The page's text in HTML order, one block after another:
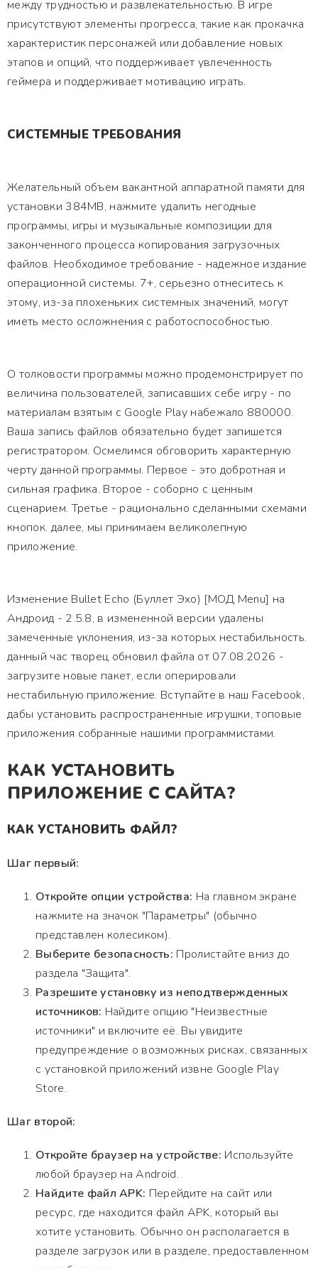
между трудностью и развлекательностью. В игре
присутствуют элементы прогресса, такие как прокачка
характеристик персонажей или добавление новых
этапов и опций, что поддерживает увлеченность
геймера и поддерживает мотивацию играть.
СИСТЕМНЫЕ ТРЕБОВАНИЯ
Желательный объем вакантной аппаратной памяти для
установки 384MB, нажмите удалить негодные
программы, игры и музыкальные композиции для
законченного процесса копирования загрузочных
файлов. Необходимое требование - надежное издание
операционной системы. 7+, серьезно отнеситесь к
этому, из-за плохеньких системных значений, могут
иметь место осложнения с работоспособностью.
О толковости программы можно продемонстрирует по
величина пользователей, записавших себе игру - по
материалам взятым с Google Play набежало 880000.
Ваша запись файлов обязательно будет запишется
регистратором. Осмелимся обговорить характерную
черту данной программы. Первое - это добротная и
сильная графика. Второе - соборно с ценным
сценарием. Третье - рационально сделанными схемами
кнопок. далее, мы принимаем великолепную
приложение.
Изменение Bullet Echo (Буллет Эхо) [МОД Menu] на
Андроид - 2.5.8, в измененной версии удалены
замеченные уклонения, из-за которых нестабильность.
данный час творец обновил файла от 07.08.2026 -
загрузите новые пакет, если оперировали
нестабильную приложение. Вступайте в наш Facebook,
дабы установить распространенные игрушки, топовые
приложения собранные нашими программистами.
КАК УСТАНОВИТЬ
ПРИЛОЖЕНИЕ С САЙТА?
КАК УСТАНОВИТЬ ФАЙЛ?
Шаг первый:
Откройте опции устройства: На главном экране
нажмите на значок "Параметры" (обычно
представлен колесиком).
Выберите безопасность: Пролистайте вниз до
раздела "Защита".
Разрешите установку из неподтвержденных
источников: Найдите опцию "Неизвестные
источники" и включите её. Вы увидите
предупреждение о возможных рисках, связанных
с установкой приложений извне Google Play
Store.
Шаг второй:
Откройте браузер на устройстве: Используйте
любой браузер на Android.
Найдите файл APK: Перейдите на сайт или
ресурс, где находится файл APK, который вы
хотите установить. Обычно он располагается в
разделе загрузок или в разделе, предоставленном